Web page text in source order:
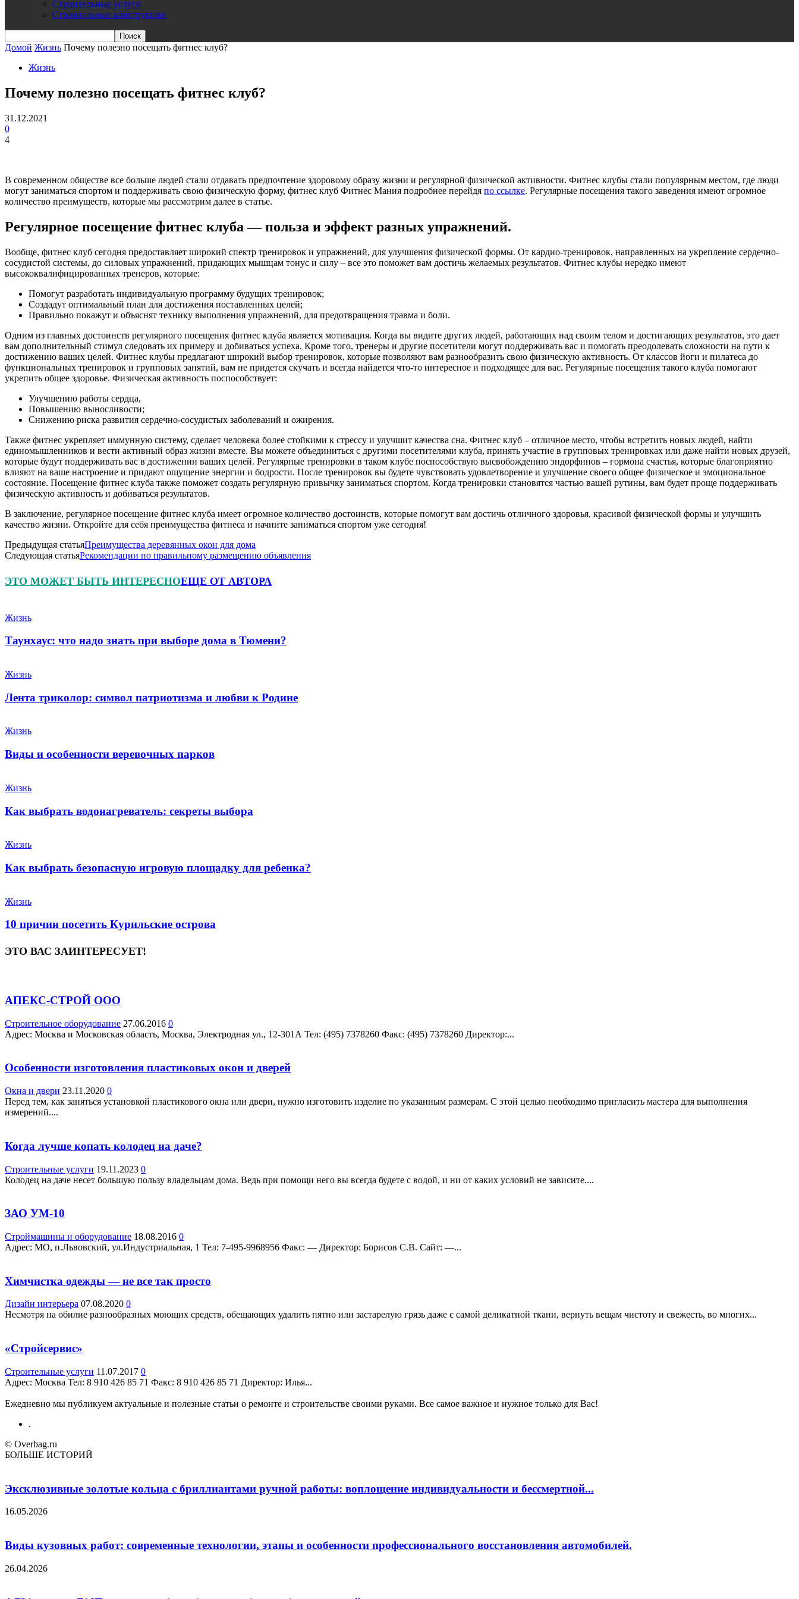
Строительные услуги
Строительные конструкции
Домой Жизнь Почему полезно посещать фитнес клуб?
Жизнь
Почему полезно посещать фитнес клуб?
31.12.2021
0
4
В современном обществе все больше людей стали отдавать предпочтение здоровому образу жизни и регулярной физической активности. Фитнес клубы стали популярным местом, где люди
могут заниматься спортом и поддерживать свою физическую форму, фитнес клуб Фитнес Мания подробнее перейдя по ссылке. Регулярные посещения такого заведения имеют огромное
количество преимуществ, которые мы рассмотрим далее в статье.
Регулярное посещение фитнес клуба — польза и эффект разных упражнений.
Вообще, фитнес клуб сегодня предоставляет широкий спектр тренировок и упражнений, для улучшения физической формы. От кардио-тренировок, направленных на укрепление сердечно-
сосудистой системы, до силовых упражнений, придающих мышцам тонус и силу – все это поможет вам достичь желаемых результатов. Фитнес клубы нередко имеют
высококвалифицированных тренеров, которые:
Помогут разработать индивидуальную программу будущих тренировок;
Создадут оптимальный план для достижения поставленных целей;
Правильно покажут и объяснят технику выполнения упражнений, для предотвращения травма и боли.
Одним из главных достоинств регулярного посещения фитнес клуба является мотивация. Когда вы видите других людей, работающих над своим телом и достигающих результатов, это дает
вам дополнительный стимул следовать их примеру и добиваться успеха. Кроме того, тренеры и другие посетители могут поддерживать вас и помогать преодолевать сложности на пути к
достижению ваших целей. Фитнес клубы предлагают широкий выбор тренировок, которые позволяют вам разнообразить свою физическую активность. От классов йоги и пилатеса до
функциональных тренировок и групповых занятий, вам не придется скучать и всегда найдется что-то интересное и подходящее для вас. Регулярные посещения такого клуба помогают
укрепить общее здоровье. Физическая активность поспособствует:
Улучшению работы сердца,
Повышению выносливости;
Снижению риска развития сердечно-сосудистых заболеваний и ожирения.
Также фитнес укрепляет иммунную систему, сделает человека более стойкими к стрессу и улучшит качества сна. Фитнес клуб – отличное место, чтобы встретить новых людей, найти
единомышленников и вести активный образ жизни вместе. Вы можете объединиться с другими посетителями клуба, принять участие в групповых тренировках или даже найти новых друзей,
которые будут поддерживать вас в достижении ваших целей. Регулярные тренировки в таком клубе поспособствую высвобождению эндорфинов – гормона счастья, которые благоприятно
влияют на ваше настроение и придают ощущение энергии и бодрости. После тренировок вы будете чувствовать удовлетворение и улучшение своего общее физическое и эмоциональное
состояние. Посещение фитнес клуба также поможет создать регулярную привычку заниматься спортом. Когда тренировки становятся частью вашей рутины, вам будет проще поддерживать
физическую активность и добиваться результатов.
В заключение, регулярное посещение фитнес клуба имеет огромное количество достоинств, которые помогут вам достичь отличного здоровья, красивой физической формы и улучшить
качество жизни. Откройте для себя преимущества фитнеса и начните заниматься спортом уже сегодня!
Предыдущая статьяПреимущества деревянных окон для дома
Следующая статьяРекомендации по правильному размещению объявления
ЭТО МОЖЕТ БЫТЬ ИНТЕРЕСНОЕЩЕ ОТ АВТОРА
Жизнь
Таунхаус: что надо знать при выборе дома в Тюмени?
Жизнь
Лента триколор: символ патриотизма и любви к Родине
Жизнь
Виды и особенности веревочных парков
Жизнь
Как выбрать водонагреватель: секреты выбора
Жизнь
Как выбрать безопасную игровую площадку для ребенка?
Жизнь
10 причин посетить Курильские острова
ЭТО ВАС ЗАИНТЕРЕСУЕТ!
АПЕКС-СТРОЙ ООО
Строительное оборудование 27.06.2016 0
Адрес: Москва и Московская область, Москва, Электродная ул., 12-301А Teл: (495) 7378260 Факс: (495) 7378260 Директор:...
Особенности изготовления пластиковых окон и дверей
Окна и двери 23.11.2020 0
Перед тем, как заняться установкой пластикового окна или двери, нужно изготовить изделие по указанным размерам. С этой целью необходимо пригласить мастера для выполнения
измерений....
Когда лучше копать колодец на даче?
Строительные услуги 19.11.2023 0
Колодец на даче несет большую пользу владельцам дома. Ведь при помощи него вы всегда будете с водой, и ни от каких условий не зависите....
ЗАО УМ-10
Строймашины и оборудование 18.08.2016 0
Адрес: МО, п.Львовский, ул.Индустриальная, 1 Teл: 7-495-9968956 Факс: — Директор: Борисов С.В. Сайт: —...
Химчистка одежды — не все так просто
Дизайн интерьера 07.08.2020 0
Несмотря на обилие разнообразных моющих средств, обещающих удалить пятно или застарелую грязь даже с самой деликатной ткани, вернуть вещам чистоту и свежесть, во многих...
«Стройсервис»
Строительные услуги 11.07.2017 0
Адрес: Москва Teл: 8 910 426 85 71 Факс: 8 910 426 85 71 Директор: Илья...
Ежедневно мы публикуем актуальные и полезные статьи о ремонте и строительстве своими руками. Все самое важное и нужное только для Вас!
.
© Overbag.ru
БОЛЬШЕ ИСТОРИЙ
Эксклюзивные золотые кольца с бриллиантами ручной работы: воплощение индивидуальности и бессмертной...
16.05.2026
Виды кузовных работ: современные технологии, этапы и особенности профессионального восстановления автомобилей.
26.04.2026